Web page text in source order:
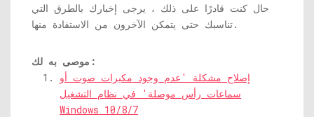
حال كنت قادرًا على ذلك ، يرجى إخبارك بالطرق التي
تناسبك حتى يتمكن الآخرون من الاستفادة منها.
موصى به لك:
إصلاح مشكلة 'عدم وجود مكبرات صوت أو
سماعات رأس موصلة' في نظام التشغيل
Windows 10/8/7